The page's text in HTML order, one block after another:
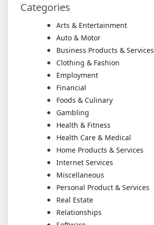
Categories
Arts & Entertainment
Auto & Motor
Business Products & Services
Clothing & Fashion
Employment
Financial
Foods & Culinary
Gambling
Health & Fitness
Health Care & Medical
Home Products & Services
Internet Services
Miscellaneous
Personal Product & Services
Real Estate
Relationships